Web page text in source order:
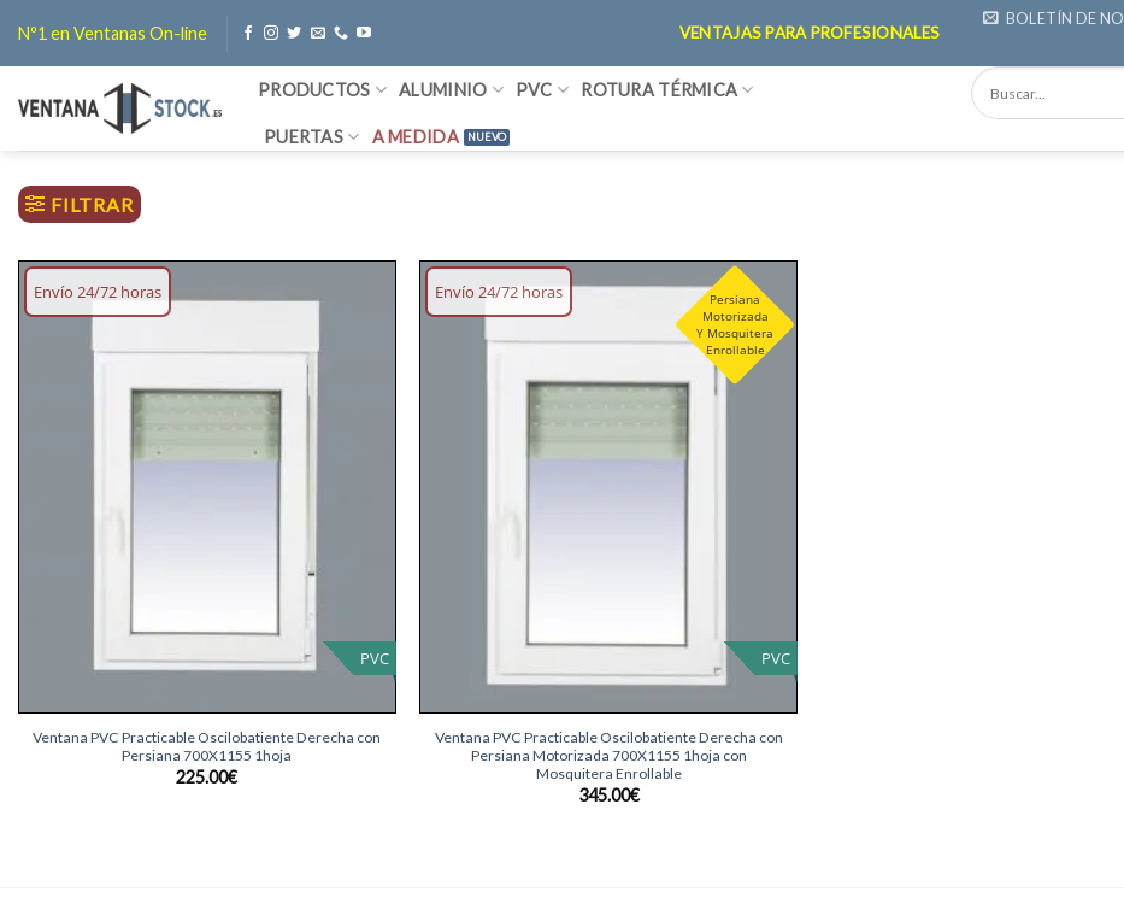
contenido
Nº1 en Ventanas On-line VENTAJAS PARA PROFESIONALES
BOLETÍN DE
PRODUCTOS ALUMINIO PVC ROTURA TÉRMICA
PUERTAS A MEDIDA
FILTRAR
Envío 24/72 horas
PVC
Ventana PVC Practicable Oscilobatiente Derecha con
Persiana 700X1155 1hoja
225.00€
Envío 24/72 horas
PVC
Persiana
Motorizada
Y Mosquitera
Enrollable
Añadir
lista
deseos
Ventana PVC Practicable Oscilobatiente Derecha con
Persiana Motorizada 700X1155 1hoja con
Mosquitera Enrollable
345.00€